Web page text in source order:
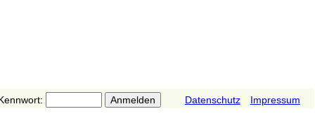
Datenschutz Impressum